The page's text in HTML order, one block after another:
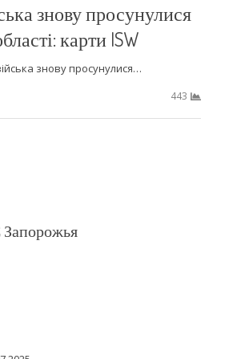
знову просунулися
карти ISW
знову просунулися…
443